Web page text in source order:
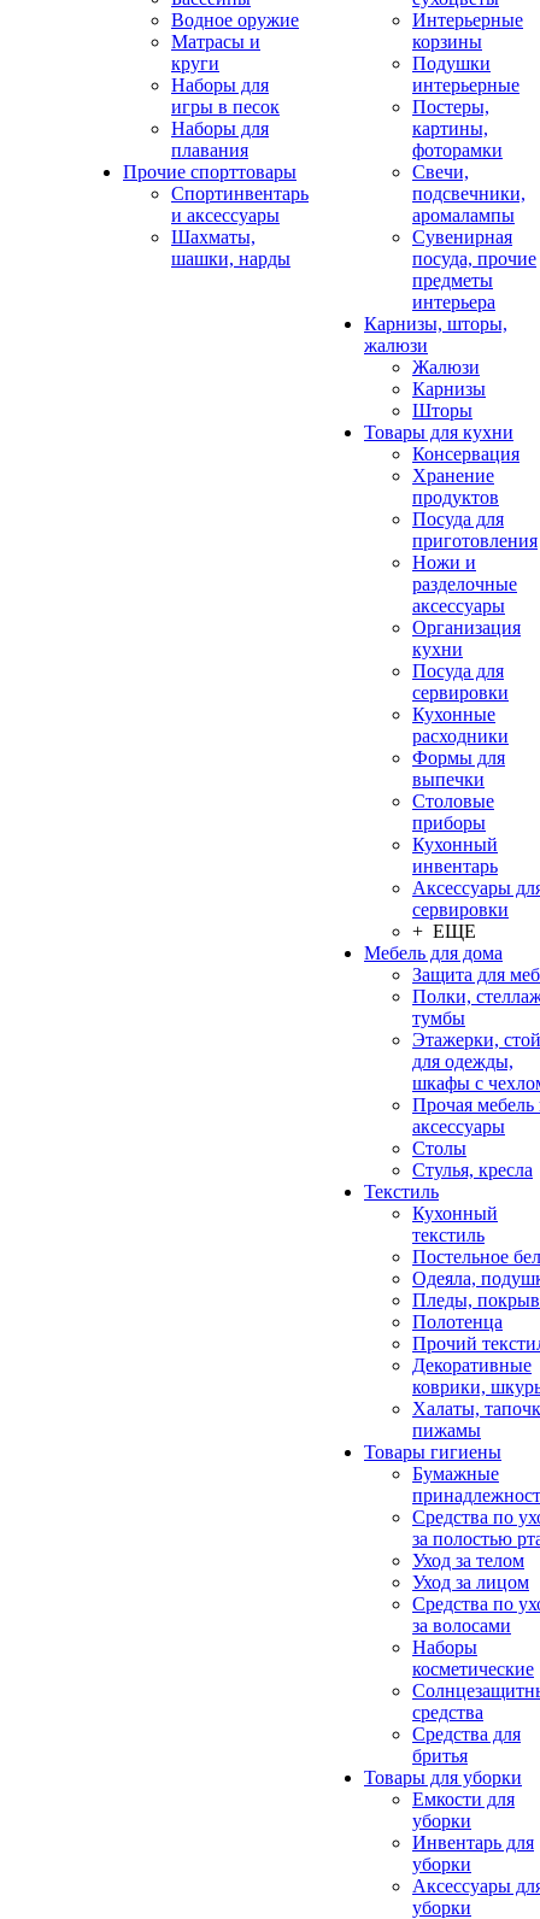
Водное оружие
Матрасы и
круги
Наборы для
игры в песок
Наборы для
плавания
Прочие спорттовары
Спортинвентарь
и аксессуары
Шахматы,
шашки, нарды
Интерьерные
корзины
Подушки
интерьерные
Постеры,
картины,
фоторамки
Свечи,
подсвечники,
аромалампы
Сувенирная
посуда, прочие
предметы
интерьера
Карнизы, шторы,
жалюзи
Жалюзи
Карнизы
Шторы
Товары для кухни
Консервация
Хранение
продуктов
Посуда для
приготовления
Ножи и
разделочные
аксессуары
Организация
кухни
Посуда для
сервировки
Кухонные
расходники
Формы для
выпечки
Столовые
приборы
Кухонный
инвентарь
Аксессуары
сервировки
+ ЕЩЕ
Мебель для дома
Защита для
Полки,
тумбы
Этажерки,
для одежды,
шкафы с
Прочая мебель
аксессуары
Столы
Стулья, кресла
Текстиль
Кухонный
текстиль
Постельное
Одеяла,
Пледы,
Полотенца
Прочий
Декоративные
коврики,
Халаты,
пижамы
Товары гигиены
Бумажные
Средства по
за полостью
Уход за телом
Уход за лицом
Средства по
за волосами
Наборы
косметические
средства
Средства для
бритья
Товары для уборки
Емкости для
уборки
Инвентарь для
уборки
Аксессуары
уборки